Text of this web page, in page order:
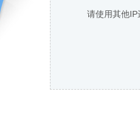
请使用其他